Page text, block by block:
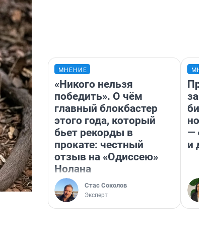
МНЕНИЕ
«Никого нельзя
победить». О чём
главный блокбастер
этого года, который
бьет рекорды в
прокате: честный
отзыв на «Одиссею»
Нолана
Стас Соколов
Эксперт
— он
и